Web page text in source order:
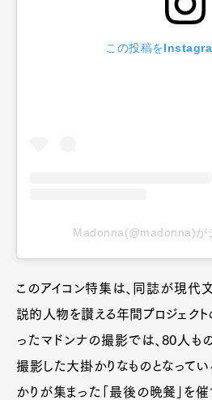
この投稿を
Madonna(@madonna)が
このアイコン特集は、同誌が現代
説的人物を讃える年間プロジェクト
ったマドンナの撮影では、80人も
撮影した大掛かりなものとなって
かりが集まった「最後の晩餐」を催